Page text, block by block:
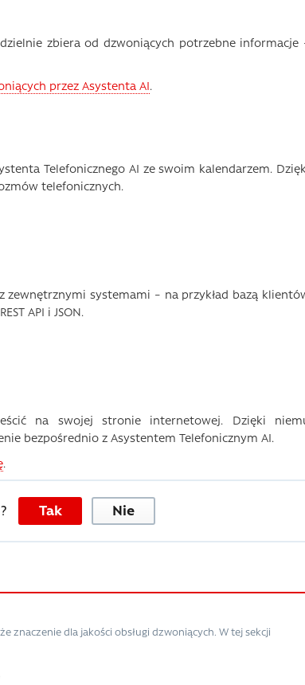
zbiera od dzwoniących potrzebne informacje
przez Asystenta AI.
Telefonicznego AI ze swoim kalendarzem.
telefonicznych.
zewnętrznymi systemami – na przykład bazą
API i JSON.
na swojej stronie internetowej. Dzięki
bezpośrednio z Asystentem Telefonicznym AI.
.
Tak Nie
znaczenie dla jakości obsługi dzwoniących. W tej sekcji